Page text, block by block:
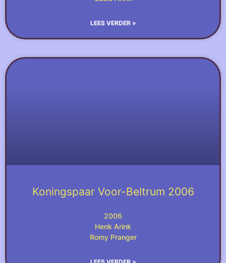
LEES VERDER »
Koningspaar Voor-Beltrum 2006
2006
Henk Arink
Romy Pranger